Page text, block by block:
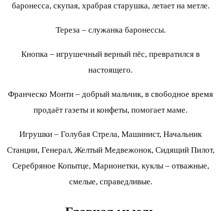
баронесса, скупая, храбрая старушка, летает на метле.
Тереза – служанка баронессы.
Кнопка – игрушечный верный пёс, превратился в
настоящего.
Франческо Монти – добрый мальчик, в свободное время
продаёт газеты и конфеты, помогает маме.
Игрушки – Голубая Стрела, Машинист, Начальник
Станции, Генерал, Желтый Медвежонок, Сидящий Пилот,
Серебряное Копытце, Марионетки, куклы – отважные,
смелые, справедливые.